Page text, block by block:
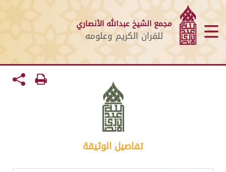
مجمع الشيخ عبدالله الأنصاري
للقران الكريم وعلومه
تفاصيل الوثيقة